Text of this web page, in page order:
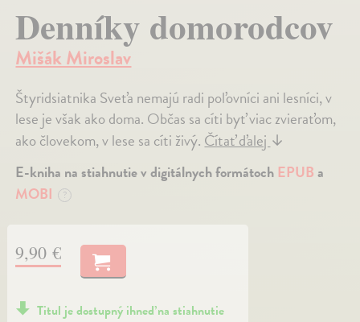
Denníky domorodcov
Mišák Miroslav
Štyridsiatnika Sveťa nemajú radi poľovníci ani lesníci, v
lese je však ako doma. Občas sa cíti byť viac zvieraťom,
ako človekom, v lese sa cíti živý.Čítať ďalej↓
E-kniha na stiahnutie v digitálnych formátoch EPUBa
MOBI
?
9,90 €
Titul je dostupný ihneď na stiahnutie